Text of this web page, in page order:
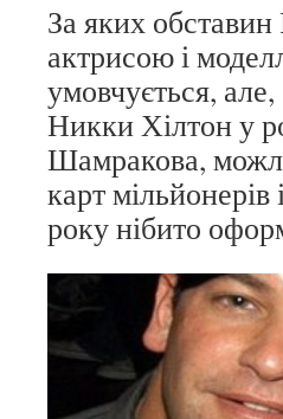
За яких
актрисою і
умовчується,
Никки Хілтон у
Шамракова,
карт
року нібито